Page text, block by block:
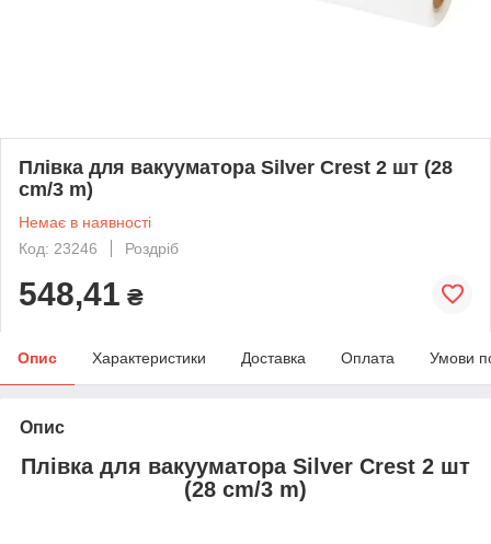
Плівка для вакууматора Silver Crest 2 шт (28
cm/3 m)
Немає в наявності
Код: 23246
Роздріб
548,41 ₴
Опис Характеристики Доставка Оплата Умови
Опис
Плівка для вакууматора Silver Crest 2 шт
(28 cm/3 m)